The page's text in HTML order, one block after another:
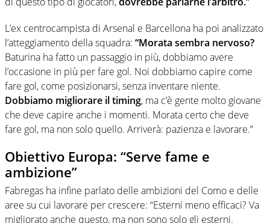
L’ex centrocampista di Arsenal e Barcellona ha poi analizzato
l’atteggiamento della squadra: “Morata sembra nervoso?
Baturina ha fatto un passaggio in più, dobbiamo avere
l’occasione in più per fare gol. Noi dobbiamo capire come
fare gol, come posizionarsi, senza inventare niente.
Dobbiamo migliorare il timing, ma c’è gente molto giovane
che deve capire anche i momenti. Morata certo che deve
fare gol, ma non solo quello. Arriverà: pazienza e lavorare.”
Obiettivo Europa: “Serve fame e
ambizione”
Fabregas ha infine parlato delle ambizioni del Como e delle
aree su cui lavorare per crescere: “Esterni meno efficaci? Va
migliorato anche questo, ma non sono solo gli esterni.